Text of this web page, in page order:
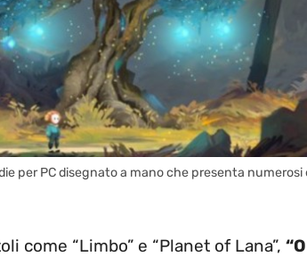
per PC disegnato a mano che presenta
come “Limbo” e “Planet of Lana”,